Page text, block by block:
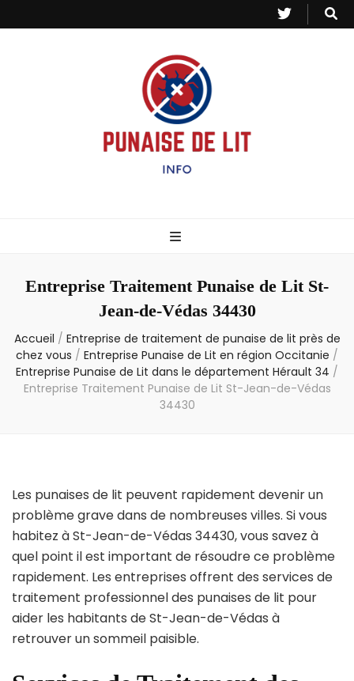
– Info
Entreprise Traitement Punaise de Lit St-
Jean-de-Védas 34430
Accueil / Entreprise de traitement de punaise de lit près de
chez vous / Entreprise Punaise de Lit en région Occitanie /
Entreprise Punaise de Lit dans le département Hérault 34 /
Entreprise Traitement Punaise de Lit St-Jean-de-Védas
34430
Les punaises de lit peuvent rapidement devenir un
problème grave dans de nombreuses villes. Si vous
habitez à St-Jean-de-Védas 34430, vous savez à
quel point il est important de résoudre ce problème
rapidement. Les entreprises offrent des services de
traitement professionnel des punaises de lit pour
aider les habitants de St-Jean-de-Védas à
retrouver un sommeil paisible.